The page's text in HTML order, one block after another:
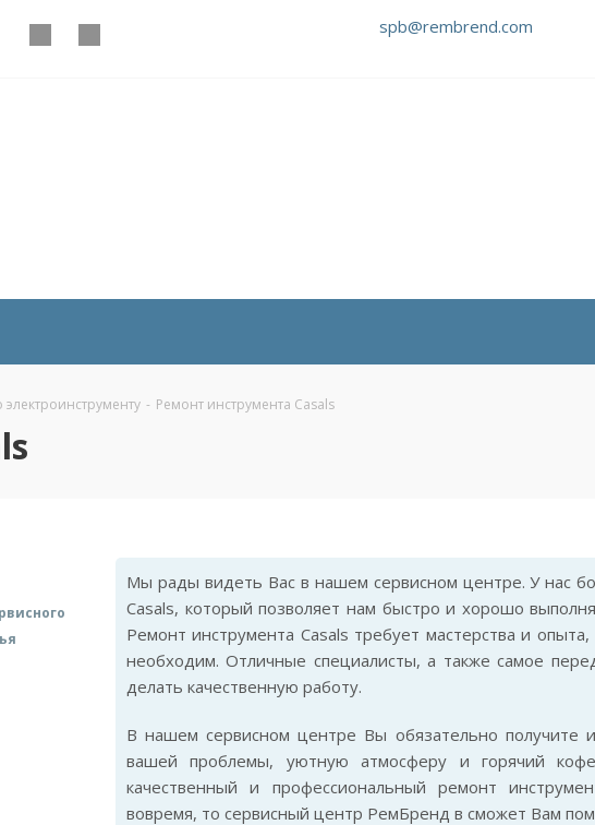
spb@rembrend.com
- Ремонт инструмента Casals
Мы рады видеть Вас в нашем сервисном центре. У нас
Casals, который позволяет нам быстро и хорошо
Ремонт инструмента Casals требует мастерства и
необходим. Отличные специалисты, а также самое
делать качественную работу.
В нашем сервисном центре Вы обязательно получите
вашей проблемы, уютную атмосферу и горячий
качественный и профессиональный ремонт
вовремя, то сервисный центр РемБренд в сможет Вам